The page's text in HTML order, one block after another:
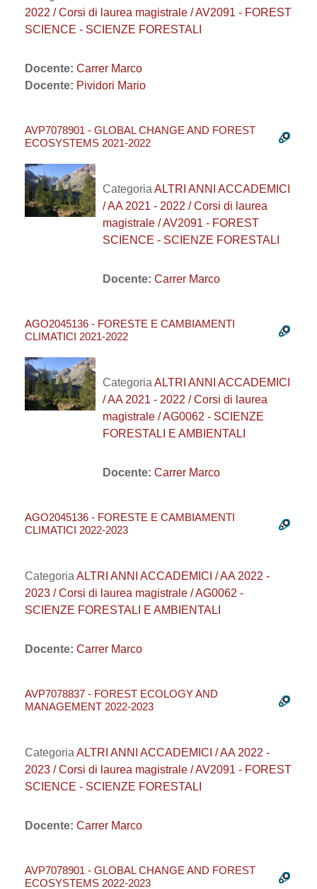
2022 / Corsi di laurea magistrale / AV2091 - FOREST
SCIENCE - SCIENZE FORESTALI
Docente: Carrer Marco
Docente: Pividori Mario
AVP7078901 - GLOBAL CHANGE AND FOREST
ECOSYSTEMS 2021-2022
Categoria ALTRI ANNI ACCADEMICI
/ AA 2021 - 2022 / Corsi di laurea
magistrale / AV2091 - FOREST
SCIENCE - SCIENZE FORESTALI
Docente: Carrer Marco
AGO2045136 - FORESTE E CAMBIAMENTI
CLIMATICI 2021-2022
Categoria ALTRI ANNI ACCADEMICI
/ AA 2021 - 2022 / Corsi di laurea
magistrale / AG0062 - SCIENZE
FORESTALI E AMBIENTALI
Docente: Carrer Marco
AGO2045136 - FORESTE E CAMBIAMENTI
CLIMATICI 2022-2023
Categoria ALTRI ANNI ACCADEMICI / AA 2022 -
2023 / Corsi di laurea magistrale / AG0062 -
SCIENZE FORESTALI E AMBIENTALI
Docente: Carrer Marco
AVP7078837 - FOREST ECOLOGY AND
MANAGEMENT 2022-2023
Categoria ALTRI ANNI ACCADEMICI / AA 2022 -
2023 / Corsi di laurea magistrale / AV2091 - FOREST
SCIENCE - SCIENZE FORESTALI
Docente: Carrer Marco
AVP7078901 - GLOBAL CHANGE AND FOREST
ECOSYSTEMS 2022-2023